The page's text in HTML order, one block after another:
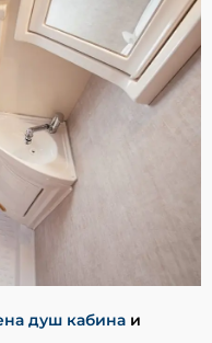
душ кабина и